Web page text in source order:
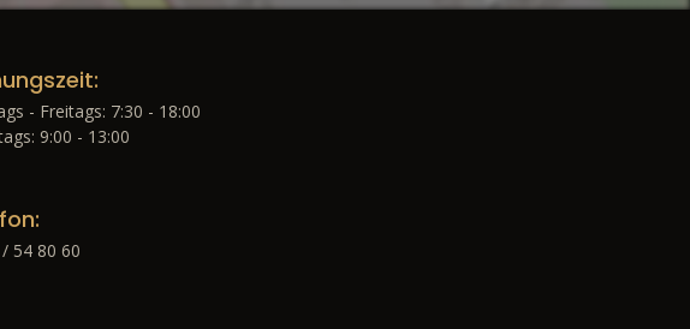
- Freitags: 7:30 - 18:00
9:00 - 13:00
54 80 60